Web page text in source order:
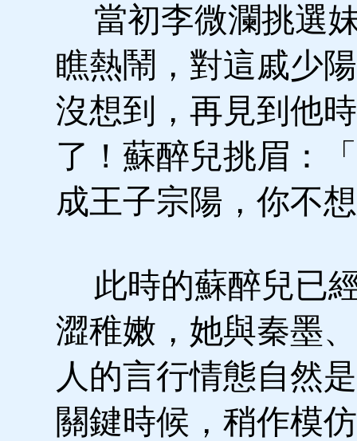
當初李微瀾挑選
瞧熱鬧，對這戚少
沒想到，再見到他
了！蘇醉兒挑眉：
成王子宗陽，你不
此時的蘇醉兒已
澀稚嫩，她與秦墨
人的言行情態自然
關鍵時候，稍作模